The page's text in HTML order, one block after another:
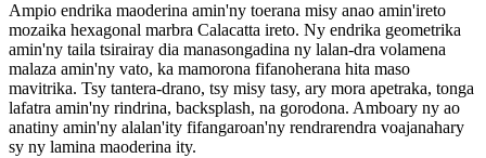
Ampio endrika maoderina amin'ny toerana misy anao amin'ireto
mozaika hexagonal marbra Calacatta ireto. Ny endrika geometrika
amin'ny taila tsirairay dia manasongadina ny lalan-dra volamena
malaza amin'ny vato, ka mamorona fifanoherana hita maso
mavitrika. Tsy tantera-drano, tsy misy tasy, ary mora apetraka, tonga
lafatra amin'ny rindrina, backsplash, na gorodona. Amboary ny ao
anatiny amin'ny alalan'ity fifangaroan'ny rendrarendra voajanahary
sy ny lamina maoderina ity.